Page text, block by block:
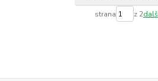
strana z 2